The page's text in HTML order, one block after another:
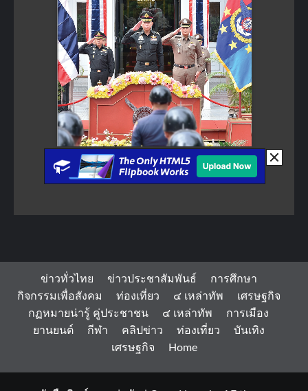
ข่าวทั่วไทย ข่าวประชาสัมพันธ์
การศึกษา
กิจกรรมเพื่อสังคม
ท่องเที่ยว ๔ เหล่าทัพ
เศรษฐกิจ
กฏหมายน่ารู้ คู่ประชาชน
๔ เหล่าทัพ
การเมือง
ยานยนต์
กีฬา คลิปข่าว ท่องเที่ยว
บันเทิง
เศรษฐกิจ
Home